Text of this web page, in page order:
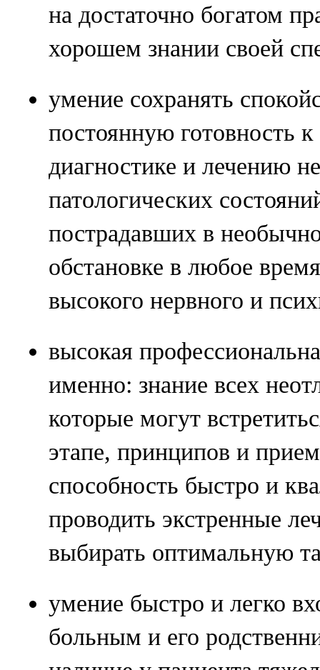
на достаточно богатом
хорошем знании своей
умение сохранять
постоянную готовность
диагностике и лечению
патологических
пострадавших в
обстановке в любое
высокого нервного и
высокая
именно: знание всех
которые могут
этапе, принципов и
способность быстро и
проводить экстренные
выбирать оптимальную
умение быстро и легко
больным и его